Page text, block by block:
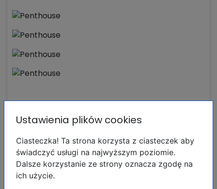
Lokalizacja:
Ustawienia plików cookies
Ciasteczka! Ta strona korzysta z ciasteczek aby
świadczyć usługi na najwyższym poziomie.
Dalsze korzystanie ze strony oznacza zgodę na
ich użycie.